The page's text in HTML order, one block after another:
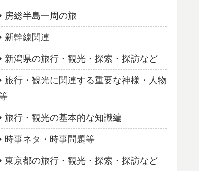
房総半島一周の旅
新幹線関連
新潟県の旅行・観光・探索・探訪など
旅行・観光に関連する重要な神様・人物
旅行・観光の基本的な知識編
時事ネタ・時事問題等
東京都の旅行・観光・探索・探訪など